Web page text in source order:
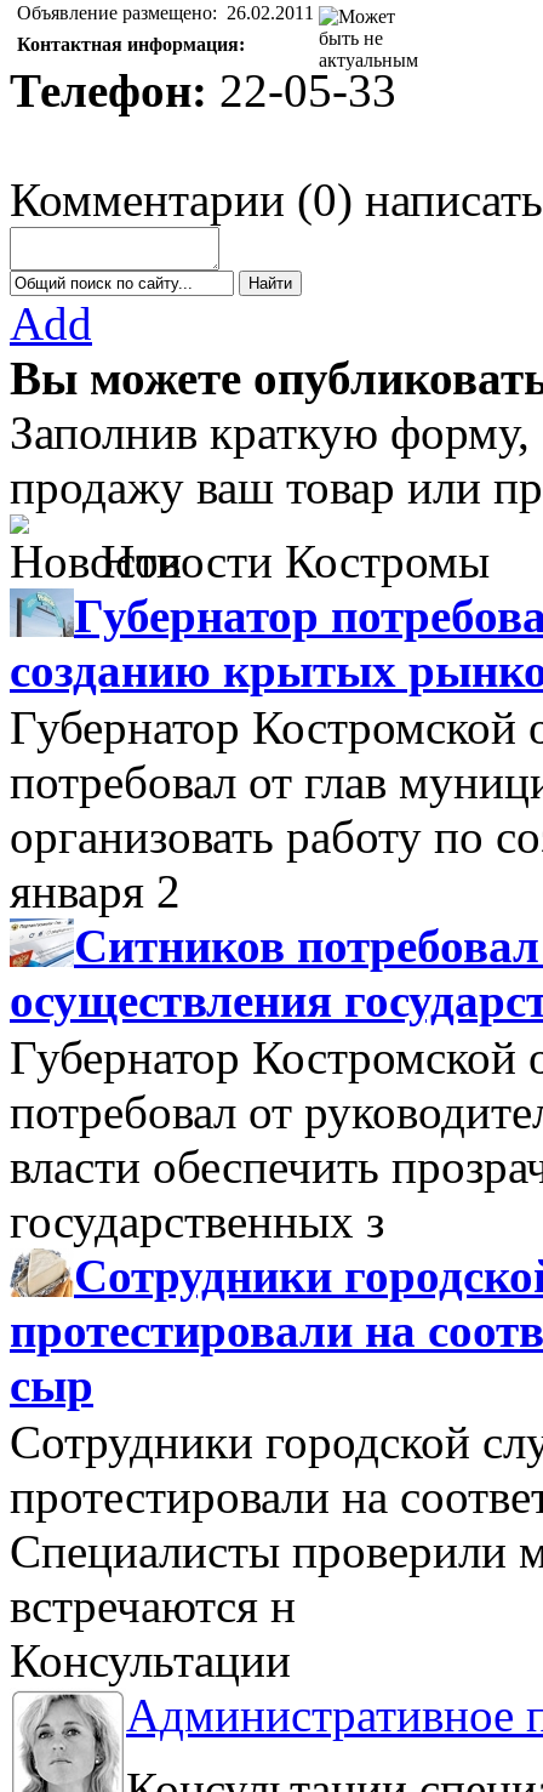
Объявление размещено: 26.02.2011
Контактная информация:
Телефон: 22-05-33
Комментарии (0) написать
Add
Вы можете
Заполнив краткую
продажу ваш товар или
Новости Костромы
Губернатор
созданию крытых
Губернатор Костромской
потребовал от глав
организовать работу по
января 2
Ситников
осуществления
Губернатор Костромской
потребовал от
власти обеспечить
государственных з
Сотрудники
протестировали на
сыр
Сотрудники городской
протестировали на
Специалисты проверили
встречаются н
Консультации
Административное